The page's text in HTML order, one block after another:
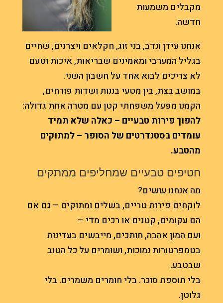
מקבלים משמעות
חדשה.
אנחנו עידן ונדב, בני זוג, חקלאים ויצרנים, שחיים
בגליל המערבי ומאמינים שבריאות, איכות וטעם
לא צריכים לבוא אחד על חשבון השני.
במושב בצת, בין מטעי בננות ושדות פורחים,
הקמנו מפעל משפחתי קטן עם מטרה אחת גדולה:
להפוך פירות טבעיים – כאלה שלא תמיד
עומדים בסטנדרטים של הסופר – למתוקים
מהטבע.
חטיפים טבעיים שמחליפים ממתקים
מה אנחנו עושים?
לוקחים פירות טריים, בשלים ומתוקים – גם אם
הם עקומים, קטנים או רכים מדי –
ועם המון אהבה, חותכים, מייבשים בעדינות
בטמפרטורות נמוכות, ושומרים על כל הטוב
שבטבע.
בלי תוספת סוכר. בלי חומרים משמרים. בלי
גלוטן.